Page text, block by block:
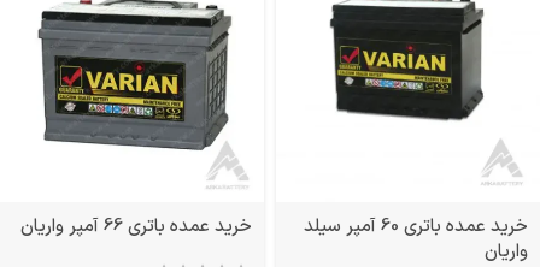
خرید عمده باتری 60 آمپر سیلد
واریان
خرید عمده باتری 66 آمپر واریان